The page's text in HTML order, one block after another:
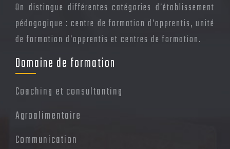
On distingue différentes catégories d’établissement
pédagogique : centre de formation d’apprentis, unité
de formation d’apprentis et centres de formation.
Domaine de formation
Coaching et consultanting
Agroalimentaire
Communication